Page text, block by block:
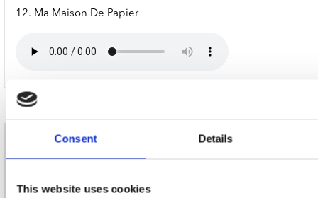
Consent Details
This website uses cookies
12. Ma Maison De Papier